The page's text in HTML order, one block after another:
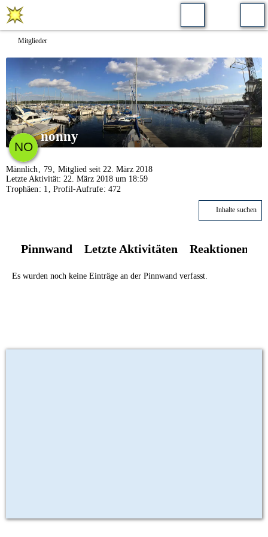
Mitglieder
nonny
Männlich 79
Mitglied seit 22. März 2018
Letzte Aktivität: 22. März 2018 um 18:59
Trophäen
1 Profil-Aufrufe 472
Inhalte suchen
Pinnwand Letzte Aktivitäten Reaktionen
Es wurden noch keine Einträge an der Pinnwand verfasst.